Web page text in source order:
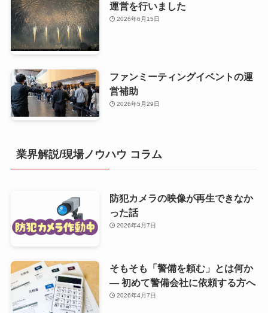
運営を行いました
2026年6月15日
ファンミーティングイベントの運
営補助
2026年5月29日
業界解説/現場ノウハウ コラム
防犯カメラの映像が再生できなか
った話
2026年4月7日
そもそも「警備を頼む」とは何か
— 初めて警備会社に依頼する方へ
2026年4月7日